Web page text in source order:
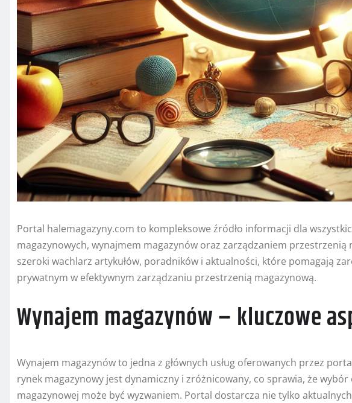
Portal halemagazyny.com to kompleksowe źródło informacji dla
magazynowych, wynajmem magazynów oraz zarządzaniem przestrzenią
szeroki wachlarz artykułów, poradników i aktualności, które pomagają
prywatnym w efektywnym zarządzaniu przestrzenią magazynową.
Wynajem magazynów – kluczowe
Wynajem magazynów to jedna z głównych usług oferowanych przez
rynek magazynowy jest dynamiczny i zróżnicowany, co sprawia, że
magazynowej może być wyzwaniem. Portal dostarcza nie tylko